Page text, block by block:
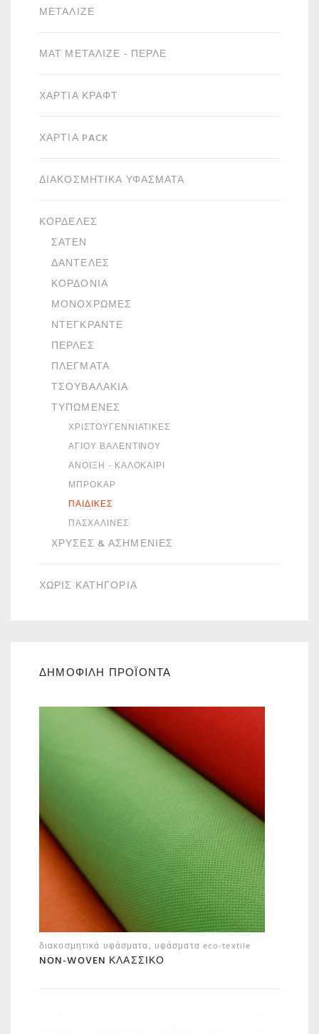
ΜΕΤΑΛΙΖΈ
ΜΑΤ ΜΕΤΑΛΙΖΈ - ΠΕΡΛΈ
ΧΑΡΤΙΆ ΚΡΑΦΤ
ΧΑΡΤΙΆ PACK
ΔΙΑΚΟΣΜΗΤΙΚΆ ΥΦΆΣΜΑΤΑ
ΚΟΡΔΈΛΕΣ
ΣΑΤΈΝ
ΔΑΝΤΈΛΕΣ
ΚΟΡΔΌΝΙΑ
ΜΟΝΌΧΡΩΜΕΣ
ΝΤΕΓΚΡΑΝΤΈ
ΠΈΡΛΕΣ
ΠΛΈΓΜΑΤΑ
ΤΣΟΥΒΑΛΆΚΙΑ
ΤΥΠΩΜΈΝΕΣ
ΧΡΙΣΤΟΥΓΕΝΝΙΆΤΙΚΕΣ
ΑΓΊΟΥ ΒΑΛΕΝΤΊΝΟΥ
ΆΝΟΙΞΗ - ΚΑΛΟΚΑΊΡΙ
ΜΠΡΟΚΆΡ
ΠΑΙΔΙΚΈΣ
ΠΑΣΧΑΛΙΝΈΣ
ΧΡΥΣΈΣ & ΑΣΗΜΈΝΙΕΣ
ΧΩΡΙΣ ΚΑΤΗΓΟΡΙΑ
ΔΗΜΟΦΙΛΗ ΠΡΟΪΟΝΤΑ
διακοσμητικά υφάσματα, υφάσματα eco-textile
NON-WOVEN ΚΛΑΣΣΙΚΌ